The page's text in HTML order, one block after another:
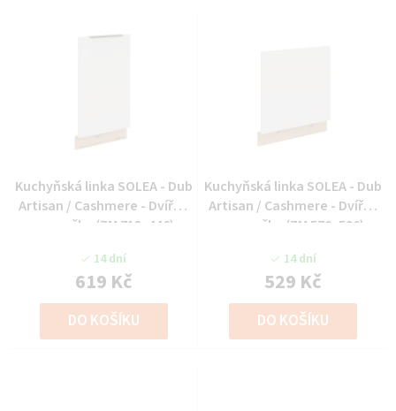
Kuchyňská linka SOLEA - Dub
Artisan / Cashmere - Dvířka
na myčku (ZM 713x446)
14 dní
619 Kč
DO KOŠÍKU
Kuchyňská linka SOLEA - Dub
Artisan / Cashmere - Dvířka
na myčku (ZM 570x596)
14 dní
529 Kč
DO KOŠÍKU